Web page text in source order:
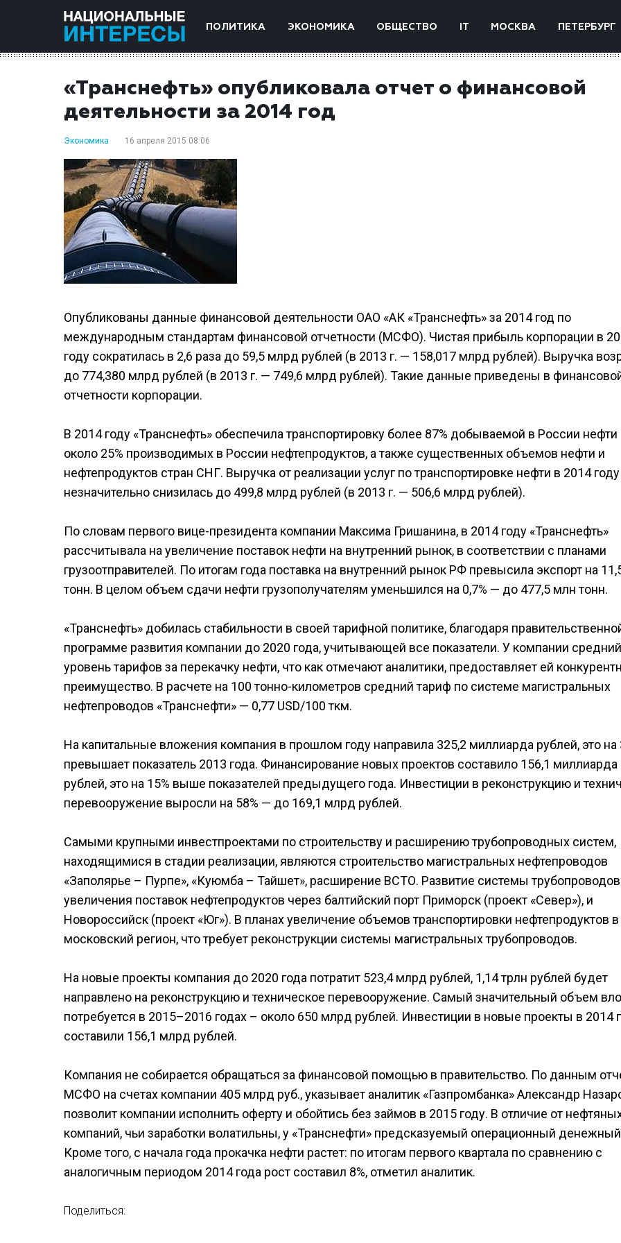
ПОЛИТИКА ЭКОНОМИКА ОБЩЕСТВО IT МОСКВА ПЕТЕРБУРГ
«Транснефть» опубликовала отчет о финансовой
деятельности за 2014 год
Экономика 16 апреля 2015 08:06
Опубликованы данные финансовой деятельности ОАО «АК «Транснефть» за 2014 год по
международным стандартам финансовой отчетности (МСФО). Чистая прибыль корпорации в
году сократилась в 2,6 раза до 59,5 млрд рублей (в 2013 г. — 158,017 млрд рублей). Выручка
до 774,380 млрд рублей (в 2013 г. — 749,6 млрд рублей). Такие данные приведены в
отчетности корпорации.
В 2014 году «Транснефть» обеспечила транспортировку более 87% добываемой в России нефти
около 25% производимых в России нефтепродуктов, а также существенных объемов нефти и
нефтепродуктов стран СНГ. Выручка от реализации услуг по транспортировке нефти в 2014 году
незначительно снизилась до 499,8 млрд рублей (в 2013 г. — 506,6 млрд рублей).
По словам первого вице-президента компании Максима Гришанина, в 2014 году «Транснефть»
рассчитывала на увеличение поставок нефти на внутренний рынок, в соответствии с планами
грузоотправителей. По итогам года поставка на внутренний рынок РФ превысила экспорт на
тонн. В целом объем сдачи нефти грузополучателям уменьшился на 0,7% — до 477,5 млн тонн.
«Транснефть» добилась стабильности в своей тарифной политике, благодаря
программе развития компании до 2020 года, учитывающей все показатели. У компании средний
уровень тарифов за перекачку нефти, что как отмечают аналитики, предоставляет ей
преимущество. В расчете на 100 тонно-километров средний тариф по системе магистральных
нефтепроводов «Транснефти» — 0,77 USD/100 ткм.
На капитальные вложения компания в прошлом году направила 325,2 миллиарда рублей, это на
превышает показатель 2013 года. Финансирование новых проектов составило 156,1 миллиарда
рублей, это на 15% выше показателей предыдущего года. Инвестиции в реконструкцию и
перевооружение выросли на 58% — до 169,1 млрд рублей.
Самыми крупными инвестпроектами по строительству и расширению трубопроводных систем,
находящимися в стадии реализации, являются строительство магистральных нефтепроводов
«Заполярье – Пурпе», «Куюмба – Тайшет», расширение ВСТО. Развитие системы
увеличения поставок нефтепродуктов через балтийский порт Приморск (проект «Север»), и
Новороссийск (проект «Юг»). В планах увеличение объемов транспортировки нефтепродуктов в
московский регион, что требует реконструкции системы магистральных трубопроводов.
На новые проекты компания до 2020 года потратит 523,4 млрд рублей, 1,14 трлн рублей будет
направлено на реконструкцию и техническое перевооружение. Самый значительный объем
потребуется в 2015–2016 годах – около 650 млрд рублей. Инвестиции в новые проекты в 2014
составили 156,1 млрд рублей.
Компания не собирается обращаться за финансовой помощью в правительство. По данным
МСФО на счетах компании 405 млрд руб., указывает аналитик «Газпромбанка» Александр
позволит компании исполнить оферту и обойтись без займов в 2015 году. В отличие от
компаний, чьи заработки волатильны, у «Транснефти» предсказуемый операционный денежный
Кроме того, с начала года прокачка нефти растет: по итогам первого квартала по сравнению с
аналогичным периодом 2014 года рост составил 8%, отметил аналитик.
Поделиться: